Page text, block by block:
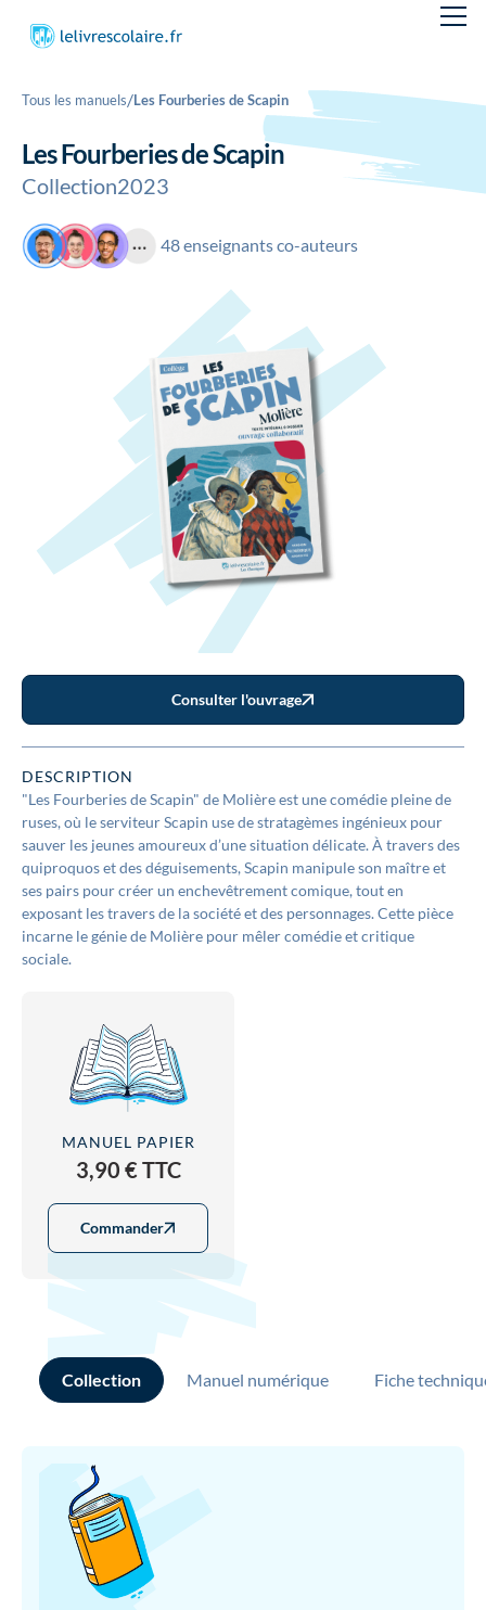
Tous les manuels/Les Fourberies de Scapin
Les Fourberies de Scapin
Collection2023
48 enseignants co-auteurs
Consulter l'ouvrage
DESCRIPTION
"Les Fourberies de Scapin" de Molière est une comédie pleine de
ruses, où le serviteur Scapin use de stratagèmes ingénieux pour
sauver les jeunes amoureux d’une situation délicate. À travers des
quiproquos et des déguisements, Scapin manipule son maître et
ses pairs pour créer un enchevêtrement comique, tout en
exposant les travers de la société et des personnages. Cette pièce
incarne le génie de Molière pour mêler comédie et critique
sociale.
MANUEL PAPIER
3,90 € TTC
Commander
Collection Manuel numérique Fiche